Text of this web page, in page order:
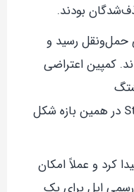
بودند.
رسید و
کمپین اعتراضی
StopRemovingIranianApps در همین بازه شکل
کرد و عملاً امکان
اپل برای یک